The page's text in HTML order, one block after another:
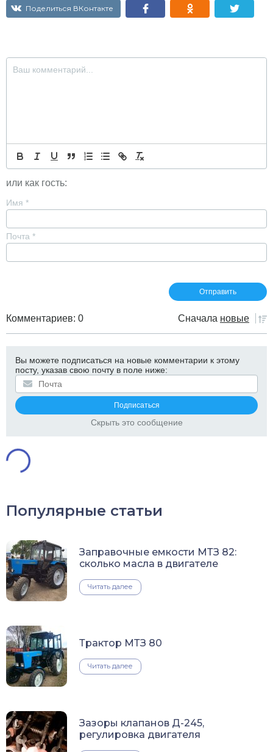
Поделиться ВКонтакте
или как гость:
Имя *
Почта *
Комментариев: 0 Сначала новые
Вы можете подписаться на новые комментарии к этому
посту, указав свою почту в поле ниже:
Скрыть это сообщение
Популярные статьи
Заправочные емкости МТЗ 82:
сколько масла в двигателе
Читать далее
Трактор МТЗ 80
Читать далее
Зазоры клапанов Д-245,
регулировка двигателя